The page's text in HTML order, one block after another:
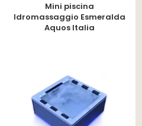
Mini piscina
Idromassaggio Esmeralda
Aquos Italia